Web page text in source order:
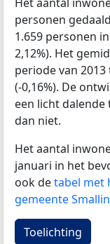
personen
1.659 personen
2,12%). Het
periode van
(-0,16%). De
een licht
dan niet.
Het aantal
januari in het
ook detabel met
gemeente
Toelichting